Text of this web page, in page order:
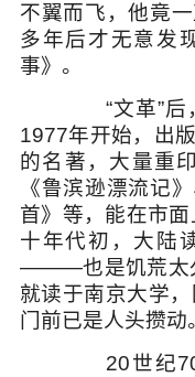
不翼而飞，他竟
多年后才无意发
事》。
“文革”后
1977年开始，出
的名著，大量重
《鲁滨逊漂流记
首》等，能在市
十年代初，大陆
———也是饥荒太
就读于南京大学
门前已是人头攒动
20世纪70